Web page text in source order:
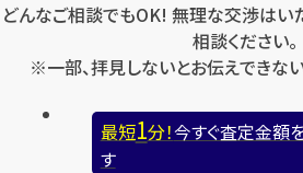
どんなご相談でもOK! 無理な交渉はい
相談ください。
※一部、拝見しないとお伝えできな
最短1分！今すぐ査定金額
す